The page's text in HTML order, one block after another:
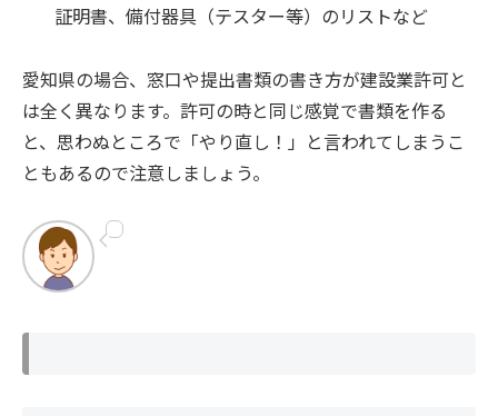
証明書、備付器具（テスター等）のリストなど
愛知県の場合、窓口や提出書類の書き方が建設業許可と
は全く異なります。許可の時と同じ感覚で書類を作る
と、思わぬところで「やり直し！」と言われてしまうこ
ともあるので注意しましょう。